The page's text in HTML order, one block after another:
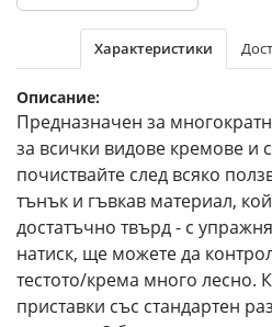
Характеристики
Описание:
Предназначен за
за всички видове кремове и
почиствайте след всяко
тънък и гъвкав материал,
достатъчно твърд - с
натиск, ще можете да
тестото/крема много лесно.
приставки със стандартен